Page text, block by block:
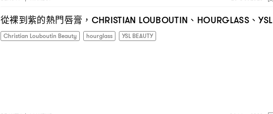
從裸到紫的熱門唇膏 ，CHRISTIAN LOUBOUTIN 、 HOURGLASS 、YSL
Christian Louboutin Beauty hourglass YSL BEAUTY